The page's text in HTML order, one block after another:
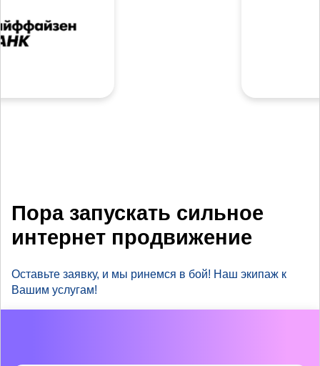
Пора запускать сильное
интернет продвижение
Оставьте заявку, и мы ринемся в бой! Наш экипаж к
Вашим услугам!